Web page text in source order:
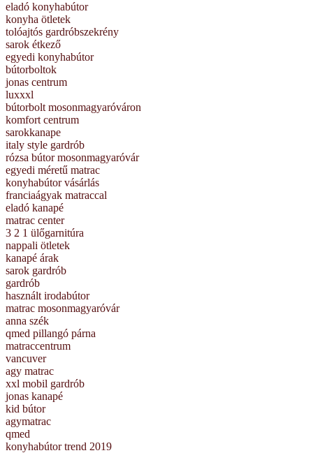
eladó konyhabútor
konyha ötletek
tolóajtós gardróbszekrény
sarok étkező
egyedi konyhabútor
bútorboltok
jonas centrum
luxxxl
bútorbolt mosonmagyaróváron
komfort centrum
sarokkanape
italy style gardrób
rózsa bútor mosonmagyaróvár
egyedi méretű matrac
konyhabútor vásárlás
franciaágyak matraccal
eladó kanapé
matrac center
3 2 1 ülőgarnitúra
nappali ötletek
kanapé árak
sarok gardrób
gardrób
használt irodabútor
matrac mosonmagyaróvár
anna szék
qmed pillangó párna
matraccentrum
vancuver
agy matrac
xxl mobil gardrób
jonas kanapé
kid bútor
agymatrac
qmed
konyhabútor trend 2019